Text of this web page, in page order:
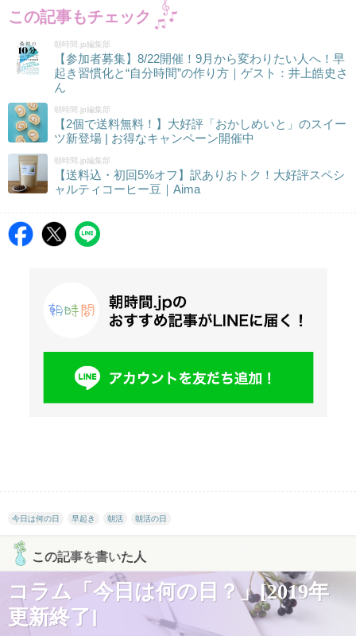
この記事もチェック
朝時間.jp編集部
【参加者募集】8/22開催！9月から変わりたい人へ！早
起き習慣化と“自分時間”の作り方｜ゲスト：井上皓史さ
ん
朝時間.jp編集部
【2個で送料無料！】大好評「おかしめいと」のスイー
ツ新登場 | お得なキャンペーン開催中
朝時間.jp編集部
【送料込・初回5%オフ】訳ありおトク！大好評スペシ
ャルティコーヒー豆｜Aima
今日は何の日 早起き 朝活 朝活の日
この記事を書いた人
コラム「今日は何の日？」[2019年
更新終了]